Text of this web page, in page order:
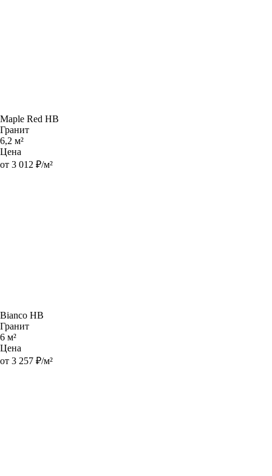
Maple Red HB
Гранит
6,2 м²
Цена
от 3 012 ₽/м²
Bianco HB
Гранит
6 м²
Цена
от 3 257 ₽/м²